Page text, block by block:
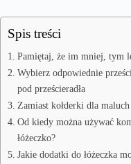
Spis treści
Pamiętaj, że im mniej, tym
Wybierz odpowiednie
pod prześcieradła
Zamiast kołderki dla
Od kiedy można używać
łóżeczko?
Jakie dodatki do łóżeczka